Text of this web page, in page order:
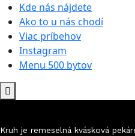
Kde nás nájdete
Ako to u nás chodí
Viac príbehov
Instagram
Menu 500 bytov
Kruh je remeselná kvásková